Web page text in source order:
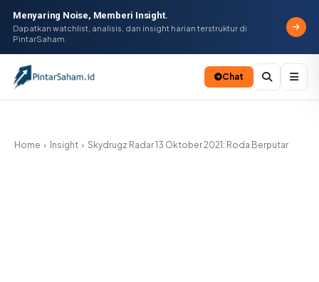
Menyaring Noise, Memberi Insight.
Dapatkan watchlist, analisis, dan insight harian terstruktur di
PintarSaham.
Chat
Home
Insight Skydrugz Radar 13 Oktober 2021: Roda Berputar